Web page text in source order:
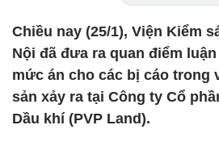
Chiều nay (25/1), Viện Kiểm
Nội đã đưa ra quan điểm
mức án cho các bị cáo trong
sản xảy ra tại Công ty Cổ
Dầu khí (PVP Land).